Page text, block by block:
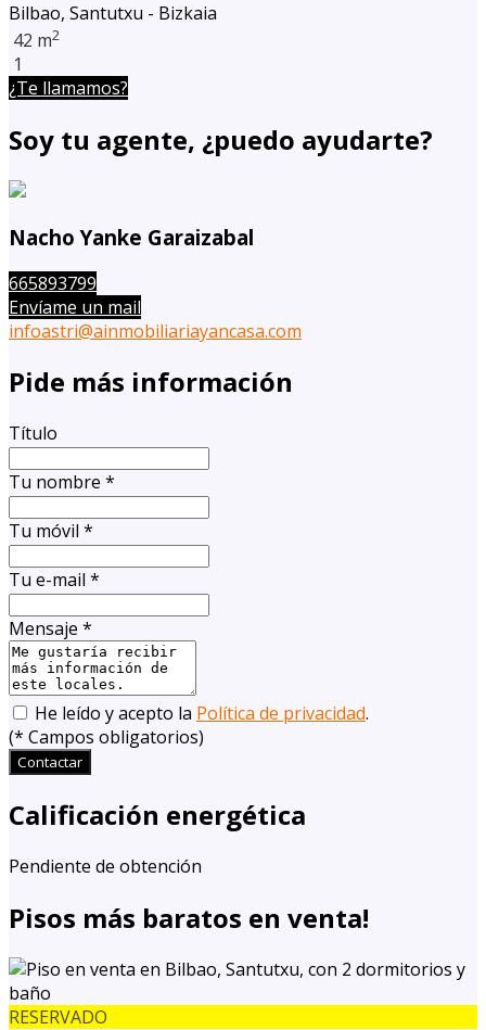
Bilbao, Santutxu - Bizkaia
42 m2
1
¿Te llamamos?
Soy tu agente, ¿puedo ayudarte?
Nacho Yanke Garaizabal
665893799
Envíame un mail
infoastri@ainmobiliariayancasa.com
Pide más información
Título
Tu nombre *
Tu móvil *
Tu e-mail *
Mensaje *
He leído y acepto la Política de privacidad.
(* Campos obligatorios)
Contactar
Calificación energética
Pendiente de obtención
Pisos más baratos en venta!
RESERVADO